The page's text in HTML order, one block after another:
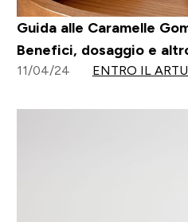
Guida alle Caramelle
Benefici, dosaggio e
11/04/24 ENTRO IL